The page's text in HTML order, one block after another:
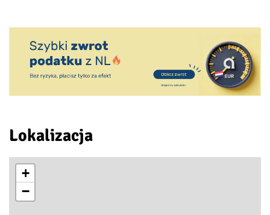
Lokalizacja
+
−